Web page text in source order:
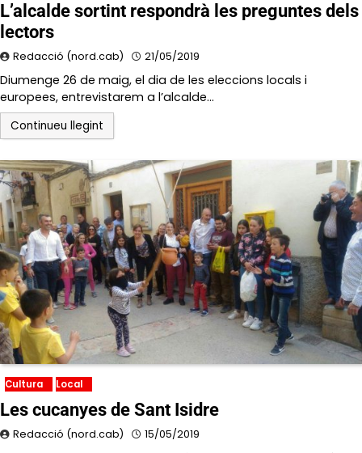
L’alcalde sortint respondrà les preguntes dels
lectors
Redacció (nord.cab) 21/05/2019
Diumenge 26 de maig, el dia de les eleccions locals i
europees, entrevistarem a l’alcalde…
Continueu llegint
Cultura Local
Les cucanyes de Sant Isidre
Redacció (nord.cab) 15/05/2019